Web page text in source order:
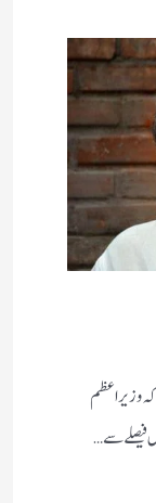
کہ وزیر اعظم
فیصلے سے…